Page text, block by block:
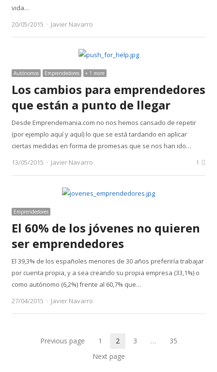
vida…
20/05/2015
Author
Javier Navarro
Autónomos Emprendedores + 1 more
Los cambios para emprendedores
que están a punto de llegar
Desde Emprendemania.com no nos hemos cansado de repetir
(por ejemplo aquí y aquí) lo que se está tardando en aplicar
ciertas medidas en forma de promesas que se nos han ido…
13/05/2015
Author
Javier Navarro 1
Emprendedores
El 60% de los jóvenes no quieren
ser emprendedores
El 39,3% de los españoles menores de 30 años preferiría trabajar
por cuenta propia, y a sea creando su propia empresa (33,1%) o
como autónomo (6,2%) frente al 60,7% que…
27/04/2015
Author
Javier Navarro
Paginación
Previous page Page
1 Page
2 Page
3 … Page
35
Next page